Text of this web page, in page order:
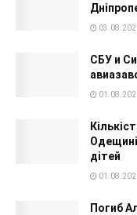
СБУ и
дітей
Погиб